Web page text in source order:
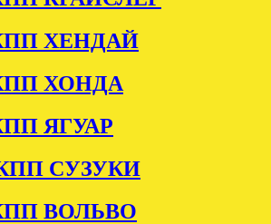
ХЕНДАЙ
ХОНДА
ЯГУАР
СУЗУКИ
ВОЛЬВО